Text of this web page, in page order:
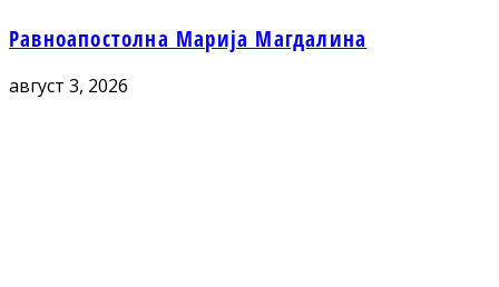
Равноапостолна Марија Магдалина
август 3, 2026